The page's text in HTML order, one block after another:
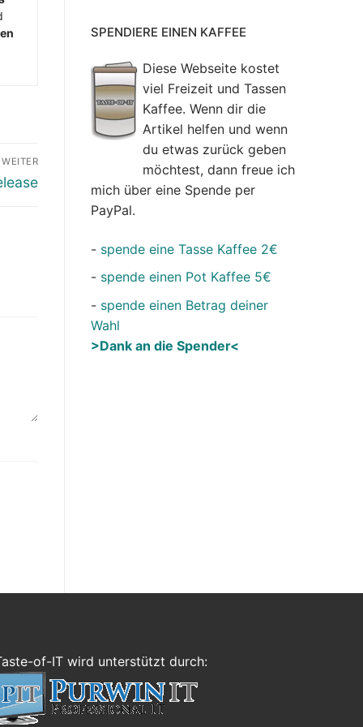
WEITER
SPENDIERE EINEN KAFFEE
Diese Webseite kostet
viel Freizeit und Tassen
Kaffee. Wenn dir die
Artikel helfen und wenn
du etwas zurück geben
möchtest, dann freue ich
mich über eine Spende per
PayPal.
- spende eine Tasse Kaffee 2€
- spende einen Pot Kaffee 5€
- spende einen Betrag deiner
Wahl
>Dank an die Spender<
of-IT wird unterstützt durch: